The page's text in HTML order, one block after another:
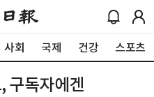
사회 국제 건강 스포츠
구독자에겐